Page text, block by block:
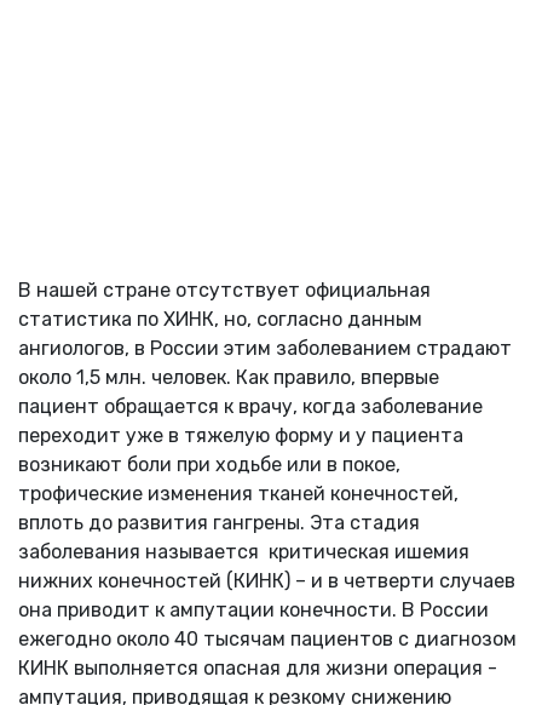
В нашей стране отсутствует официальная
статистика по ХИНК, но, согласно данным
ангиологов, в России этим заболеванием страдают
около 1,5 млн. человек. Как правило, впервые
пациент обращается к врачу, когда заболевание
переходит уже в тяжелую форму и у пациента
возникают боли при ходьбе или в покое,
трофические изменения тканей конечностей,
вплоть до развития гангрены. Эта стадия
заболевания называется критическая ишемия
нижних конечностей (КИНК) – и в четверти случаев
она приводит к ампутации конечности. В России
ежегодно около 40 тысячам пациентов с диагнозом
КИНК выполняется опасная для жизни операция -
ампутация, приводящая к резкому снижению